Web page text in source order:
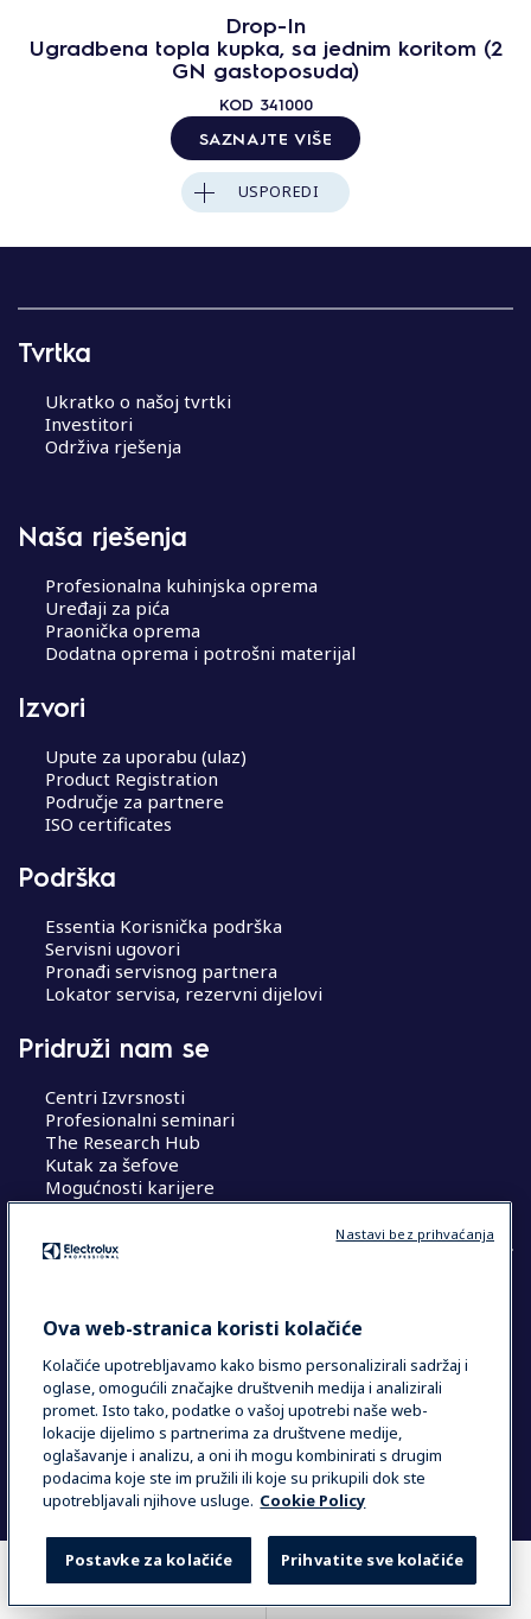
USPOREDI GDJE KUPITI
Drop-In
Ugradbena topla kupka, sa jednim koritom (2
GN gastoposuda)
KOD 341000
SAZNAJTE VIŠE
USPOREDI
Tvrtka
Ukratko o našoj tvrtki
Investitori
Održiva rješenja
Naša rješenja
Profesionalna kuhinjska oprema
Uređaji za pića
Praonička oprema
Dodatna oprema i potrošni materijal
Izvori
Upute za uporabu (ulaz)
Product Registration
Područje za partnere
ISO certificates
Podrška
Essentia Korisnička podrška
Servisni ugovori
Pronađi servisnog partnera
Lokator servisa, rezervni dijelovi
Pridruži nam se
Centri Izvrsnosti
Profesionalni seminari
The Research Hub
Kutak za šefove
Mogućnosti karijere
COUNTRY AND LANGUAGE
Data Privacy Statement
Cookie Policy
Uvjeti i odredbe
Ova web-stranica koristi kolačiće
Kolačiće upotrebljavamo kako bismo personalizirali sadržaj i
oglase, omogućili značajke društvenih medija i analizirali
promet. Isto tako, podatke o vašoj upotrebi naše web-
lokacije dijelimo s partnerima za društvene medije,
oglašavanje i analizu, a oni ih mogu kombinirati s drugim
podacima koje ste im pružili ili koje su prikupili dok ste
upotrebljavali njihove usluge. Cookie Policy
Prihvatite sve kolačiće
Postavke za kolačiće
Nastavi bez prihvaćanja